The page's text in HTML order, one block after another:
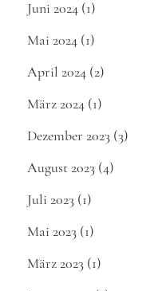
Juni 2024 (1)
Mai 2024 (1)
April 2024 (2)
März 2024 (1)
Dezember 2023 (3)
August 2023 (4)
Juli 2023 (1)
Mai 2023 (1)
März 2023 (1)